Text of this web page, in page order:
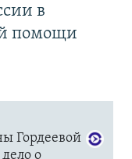
в
помощи